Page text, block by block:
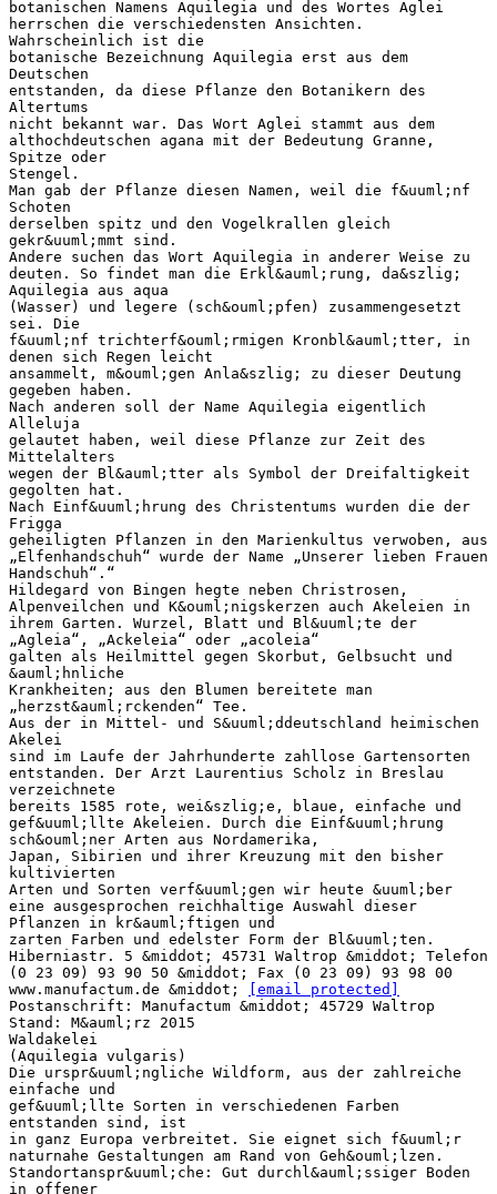
botanischen Namens Aquilegia und des Wortes Aglei
herrschen die verschiedensten Ansichten.
Wahrscheinlich ist die
botanische Bezeichnung Aquilegia erst aus dem
Deutschen
entstanden, da diese Pflanze den Botanikern des
Altertums
nicht bekannt war. Das Wort Aglei stammt aus dem
althochdeutschen agana mit der Bedeutung Granne,
Spitze oder
Stengel.
Man gab der Pflanze diesen Namen, weil die f&uuml;nf
Schoten
derselben spitz und den Vogelkrallen gleich
gekr&uuml;mmt sind.
Andere suchen das Wort Aquilegia in anderer Weise zu
deuten. So findet man die Erkl&auml;rung, da&szlig;
Aquilegia aus aqua
(Wasser) und legere (sch&ouml;pfen) zusammengesetzt
sei. Die
f&uuml;nf trichterf&ouml;rmigen Kronbl&auml;tter, in
denen sich Regen leicht
ansammelt, m&ouml;gen Anla&szlig; zu dieser Deutung
gegeben haben.
Nach anderen soll der Name Aquilegia eigentlich
Alleluja
gelautet haben, weil diese Pflanze zur Zeit des
Mittelalters
wegen der Bl&auml;tter als Symbol der Dreifaltigkeit
gegolten hat.
Nach Einf&uuml;hrung des Christentums wurden die der
Frigga
geheiligten Pflanzen in den Marienkultus verwoben, aus
„Elfenhandschuh“ wurde der Name „Unserer lieben Frauen
Handschuh“.“
Hildegard von Bingen hegte neben Christrosen,
Alpenveilchen und K&ouml;nigskerzen auch Akeleien in
ihrem Garten. Wurzel, Blatt und Bl&uuml;te der
„Agleia“, „Ackeleia“ oder „acoleia“
galten als Heilmittel gegen Skorbut, Gelbsucht und
&auml;hnliche
Krankheiten; aus den Blumen bereitete man
„herzst&auml;rckenden“ Tee.
Aus der in Mittel- und S&uuml;ddeutschland heimischen
Akelei
sind im Laufe der Jahrhunderte zahllose Gartensorten
entstanden. Der Arzt Laurentius Scholz in Breslau
verzeichnete
bereits 1585 rote, wei&szlig;e, blaue, einfache und
gef&uuml;llte Akeleien. Durch die Einf&uuml;hrung
sch&ouml;ner Arten aus Nordamerika,
Japan, Sibirien und ihrer Kreuzung mit den bisher
kultivierten
Arten und Sorten verf&uuml;gen wir heute &uuml;ber
eine ausgesprochen reichhaltige Auswahl dieser
Pflanzen in kr&auml;ftigen und
zarten Farben und edelster Form der Bl&uuml;ten.
Hiberniastr. 5 &middot; 45731 Waltrop &middot; Telefon
(0 23 09) 93 90 50 &middot; Fax (0 23 09) 93 98 00
www.manufactum.de &middot;
[email protected]
Postanschrift: Manufactum &middot; 45729 Waltrop
Stand: M&auml;rz 2015
Waldakelei
(Aquilegia vulgaris)
Die urspr&uuml;ngliche Wildform, aus der zahlreiche
einfache und
gef&uuml;llte Sorten in verschiedenen Farben
entstanden sind, ist
in ganz Europa verbreitet. Sie eignet sich f&uuml;r
naturnahe Gestaltungen am Rand von Geh&ouml;lzen.
Standortanspr&uuml;che: Gut durchl&auml;ssiger Boden
in offener